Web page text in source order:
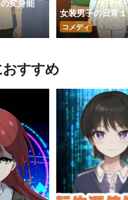
変身能
女装男子の日常１
コメディ
すすめ